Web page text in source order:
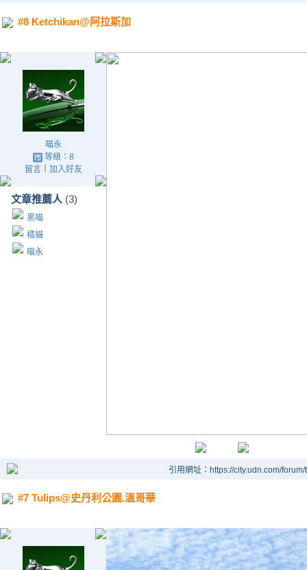
#8 Ketchikan@阿拉斯加
喵永
等級：8
留言｜ 加入好友
文章推薦人 (3)
黑喵
橘貓
喵永
引用網址：https://city.udn.com/
#7 Tulips@史丹利公園.溫哥華